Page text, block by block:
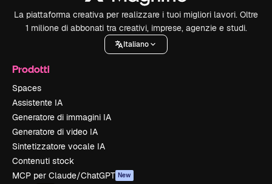
La piattaforma creativa per realizzare i tuoi migliori lavori. Oltre
1 milione di abbonati tra creativi, imprese, agenzie e studi.
Italiano
Prodotti
Spaces
Assistente IA
Generatore di immagini IA
Generatore di video IA
Sintetizzatore vocale IA
Contenuti stock
MCP per Claude/ChatGPT New